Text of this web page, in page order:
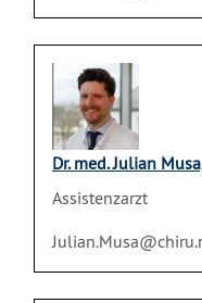
Dr. med. Julian
Assistenzarzt